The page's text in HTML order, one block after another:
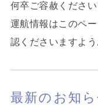
何卒ご容赦くださ
運航情報はこのペ
認くださいますよう
最新のお知ら